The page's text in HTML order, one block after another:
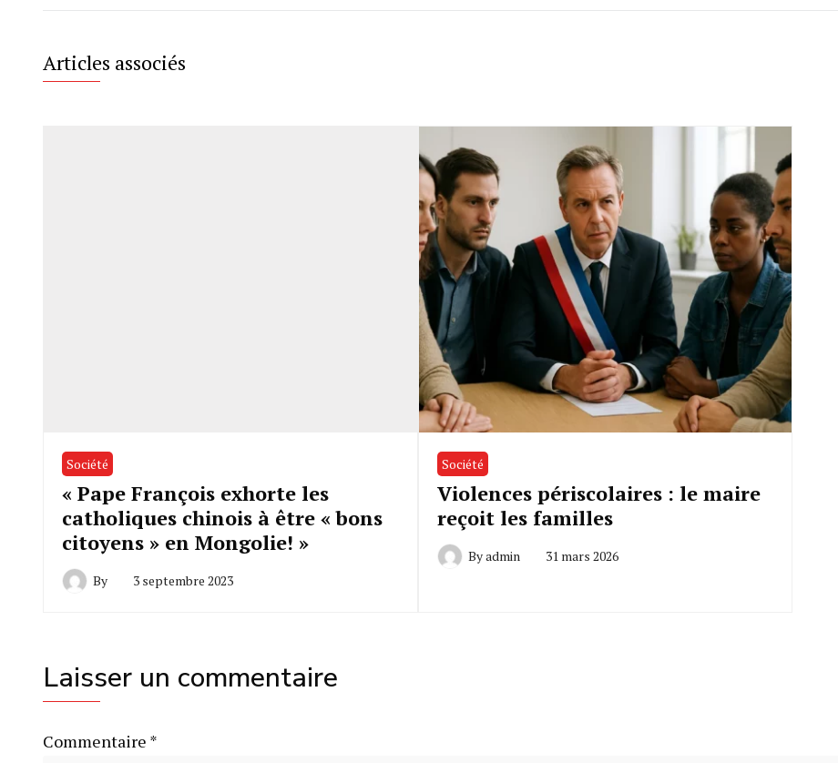
Articles associés
Société
« Pape François exhorte les
catholiques chinois à être « bons
citoyens » en Mongolie! »
By 3 septembre 2023
Société
Violences périscolaires : le maire
reçoit les familles
Byadmin 31 mars 2026
Laisser un commentaire
Commentaire *